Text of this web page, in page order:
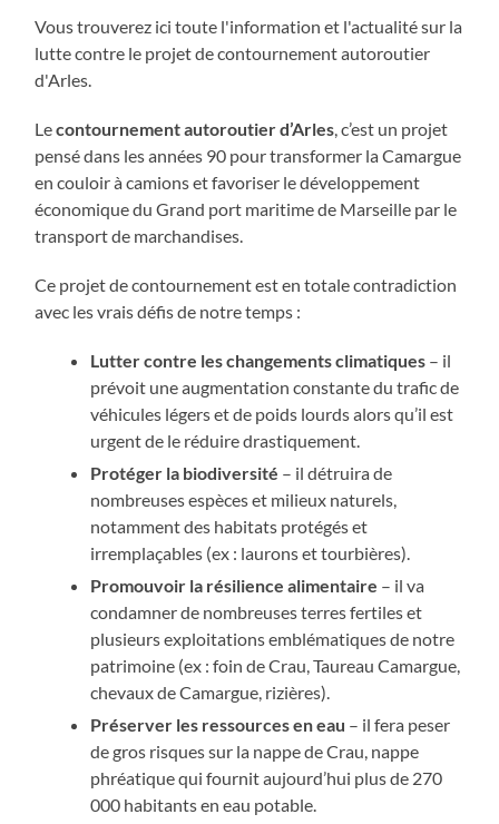
Vous trouverez ici toute l'information et l'actualité sur la
lutte contre le projet de contournement autoroutier
d'Arles.
Lecontournement autoroutier d’Arles , c’est un projet
pensé dans les années 90 pour transformer la Camargue
en couloir à camions et favoriser le développement
économique du Grand port maritime de Marseille par le
transport de marchandises.
Ce projet de contournement est en totale contradiction
avec les vrais défis de notre temps :
Lutter contre les changements climatiques – il
prévoit une augmentation constante du trafic de
véhicules légers et de poids lourds alors qu’il est
urgent de le réduire drastiquement.
Protéger la biodiversité – il détruira de
nombreuses espèces et milieux naturels,
notamment des habitats protégés et
irremplaçables (ex : laurons et tourbières).
Promouvoir la résilience alimentaire – il va
condamner de nombreuses terres fertiles et
plusieurs exploitations emblématiques de notre
patrimoine (ex : foin de Crau, Taureau Camargue,
chevaux de Camargue, rizières).
Préserver les ressources en eau – il fera peser
de gros risques sur la nappe de Crau, nappe
phréatique qui fournit aujourd’hui plus de 270
000 habitants en eau potable.